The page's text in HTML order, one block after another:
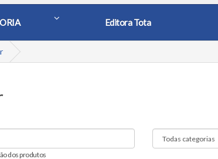
Editora Tota
dos produtos